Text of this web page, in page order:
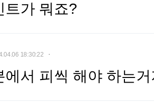
트가 뭐죠?
18:30:22
에서 피씩 해야 하는